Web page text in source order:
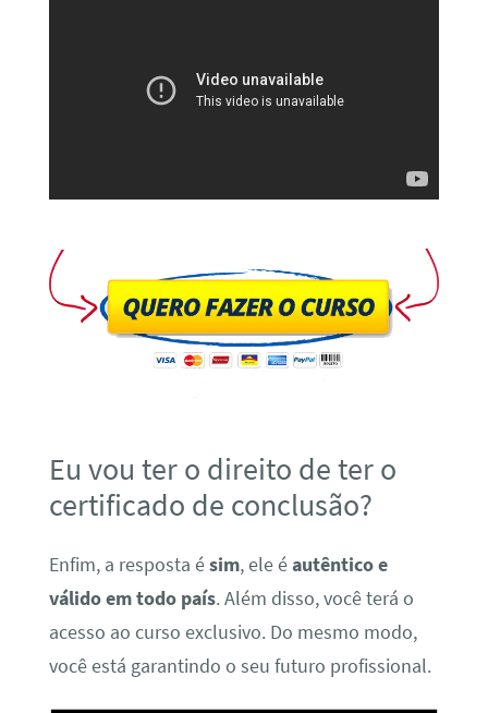
Eu vou ter o direito de ter o
certificado de conclusão?
Enfim, a resposta ésim, ele éautêntico e
válido em todo país. Além disso, você terá o
acesso ao curso exclusivo. Do mesmo modo,
você está garantindo o seu futuro profissional.